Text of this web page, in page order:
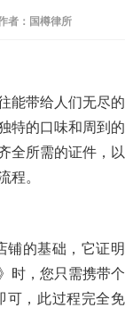
者：国樽律所
能带给人们无尽的
特的口味和周到的
全所需的证件，以
程。
铺的基础，它证明
时，您只需携带个
可，此过程完全免